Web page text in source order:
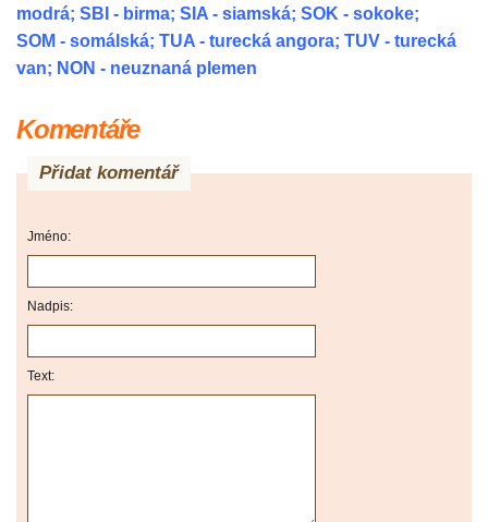
modrá; SBI - birma; SIA - siamská; SOK - sokoke;
SOM - somálská; TUA - turecká angora; TUV - turecká
van; NON - neuznaná plemen
Komentáře
Přidat komentář
Jméno:
Nadpis:
Text: